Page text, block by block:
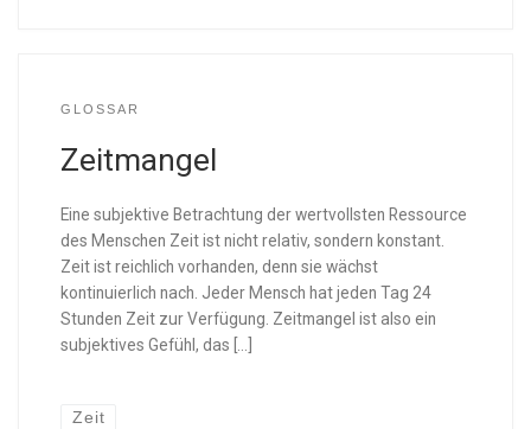
GLOSSAR
Zeitmangel
Eine subjektive Betrachtung der wertvollsten Ressource
des Menschen Zeit ist nicht relativ, sondern konstant.
Zeit ist reichlich vorhanden, denn sie wächst
kontinuierlich nach. Jeder Mensch hat jeden Tag 24
Stunden Zeit zur Verfügung. Zeitmangel ist also ein
subjektives Gefühl, das […]
Zeit